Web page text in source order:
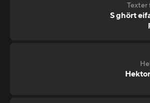
Texter
S ghört